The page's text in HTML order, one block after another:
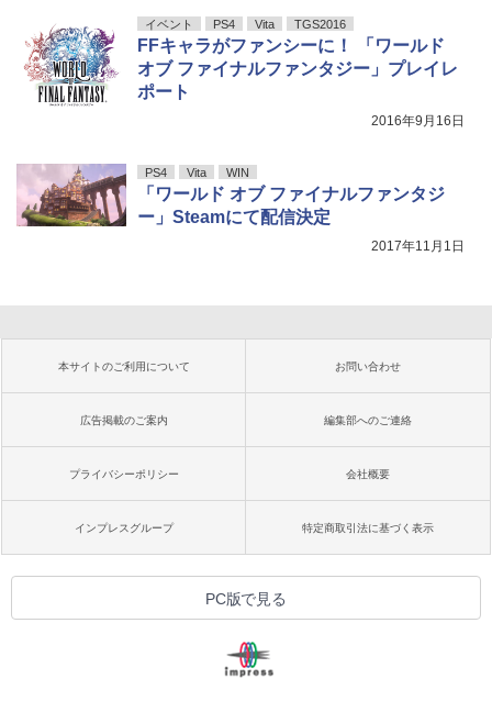
イベント PS4 Vita TGS2016
FFキャラがファンシーに！ 「ワールド
オブ ファイナルファンタジー」プレイレ
ポート
2016年9月16日
PS4 Vita WIN
「ワールド オブ ファイナルファンタジ
ー」Steamにて配信決定
2017年11月1日
本サイトのご利用について お問い合わせ
広告掲載のご案内 編集部へのご連絡
プライバシーポリシー 会社概要
インプレスグループ 特定商取引法に基づく表示
PC版で見る